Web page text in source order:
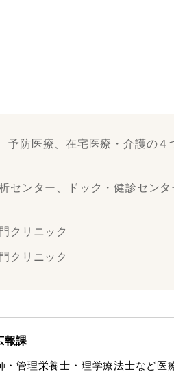
予防医療、在宅医療・介護の４
センター、ドック・健診センタ
クリニック
クリニック
報課
・管理栄養士・理学療法士など医